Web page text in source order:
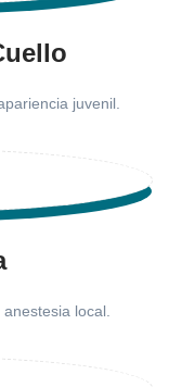
juvenil.
local.